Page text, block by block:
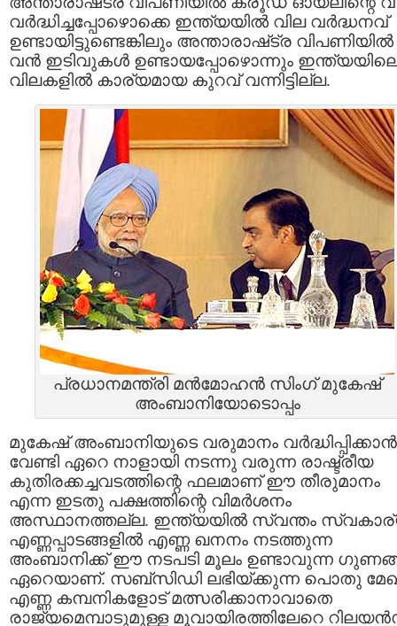
വര്‍ദ്ധിച്ചപ്പോഴൊക്കെ ഇന്ത്യയില്‍ വില വര്‍ദ്ധനവ്‌
ഉണ്ടായിട്ടുണ്ടെങ്കിലും അന്താരാഷ്‌ട്ര വിപണിയില്‍
വന്‍ ഇടിവുകള്‍ ഉണ്ടായപ്പോഴൊന്നും
വിലകളില്‍ കാര്യമായ കുറവ്‌ വന്നിട്ടില്ല.
പ്രധാനമന്ത്രി മന്‍മോഹന്‍ സിംഗ് മുകേഷ്‌
അംബാനിയോടൊപ്പം
മുകേഷ്‌ അംബാനിയുടെ വരുമാനം വര്‍ദ്ധിപ്പിക്കാന്‍
വേണ്ടി ഏറെ നാളായി നടന്നു വരുന്ന രാഷ്ട്രീയ
കുതിരക്കച്ചവടത്തിന്റെ ഫലമാണ് ഈ തീരുമാനം
എന്ന ഇടതു പക്ഷത്തിന്റെ വിമര്‍ശനം
അസ്ഥാനത്തല്ല. ഇന്ത്യയില്‍ സ്വന്തം
എണ്ണപ്പാടങ്ങളില്‍ എണ്ണ ഖനനം നടത്തുന്ന
അംബാനിക്ക് ഈ നടപടി മൂലം ഉണ്ടാവുന്ന
ഏറെയാണ്. സബ്സിഡി ലഭിയ്ക്കുന്ന പൊതു
എണ്ണ കമ്പനികളോട് മത്സരിക്കാനാവാതെ
രാജ്യമെമ്പാടുമുള്ള മൂവായിരത്തിലേറെ